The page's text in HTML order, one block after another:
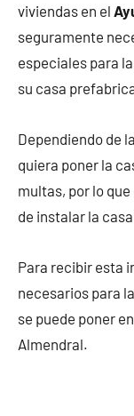
viviendas en el
seguramente
especiales para
su casa
Dependiendo de
quiera poner la
multas, por lo
de instalar la
Para recibir esta
necesarios para
se puede poner
Almendral.